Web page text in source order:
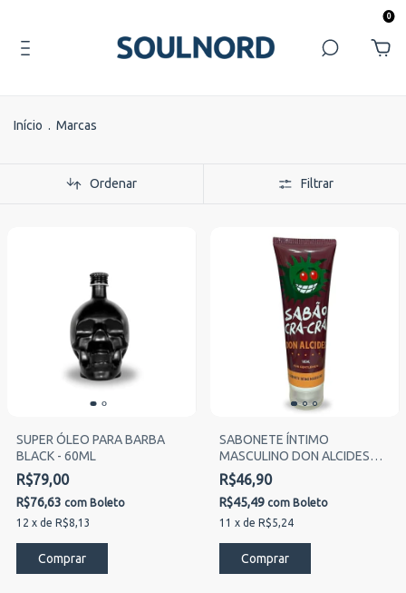
0
Início . Marcas
Ordenar Filtrar
SUPER ÓLEO PARA BARBA
BLACK - 60ML
R$79,00
R$76,63 com Boleto
12 x de R$8,13
SABONETE ÍNTIMO
MASCULINO DON ALCIDES
SABÃO CRÁ-CRÁ MAMONAS
ASSASSINAS
R$46,90
R$45,49 com Boleto
11 x de R$5,24